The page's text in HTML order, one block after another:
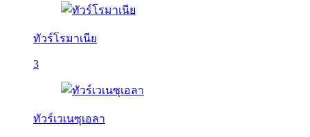
ทัวร์โรมาเนีย
3
ทัวร์เวเนซุเอลา